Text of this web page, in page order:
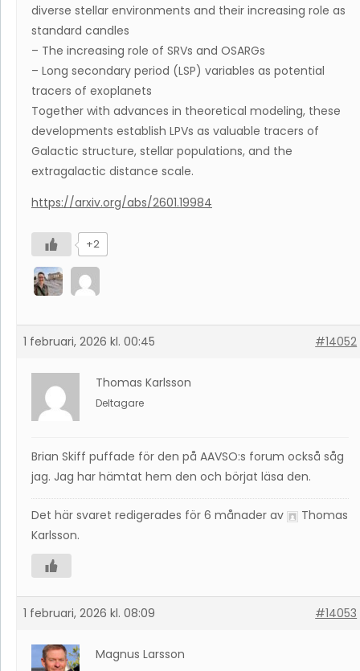
diverse stellar environments and their increasing role as
standard candles
– The increasing role of SRVs and OSARGs
– Long secondary period (LSP) variables as potential
tracers of exoplanets
Together with advances in theoretical modeling, these
developments establish LPVs as valuable tracers of
Galactic structure, stellar populations, and the
extragalactic distance scale.
https://arxiv.org/abs/2601.19984
+2
1 februari, 2026 kl. 00:45 #14052
Thomas Karlsson
Deltagare
Brian Skiff puffade för den på AAVSO:s forum också såg
jag. Jag har hämtat hem den och börjat läsa den.
Det här svaret redigerades för 6 månader av
Thomas
Karlsson.
1 februari, 2026 kl. 08:09 #14053
Magnus Larsson